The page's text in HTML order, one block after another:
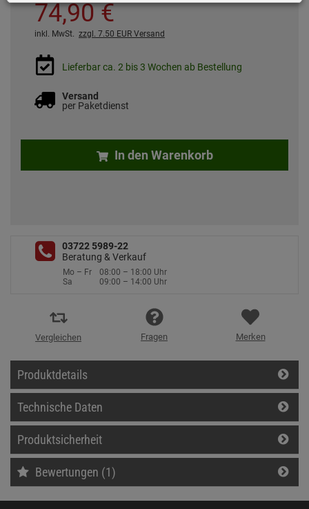
74,90 €
inkl. MwSt. zzgl. 7.50 EUR Versand
Lieferbar ca. 2 bis 3 Wochen ab Bestellung
Versand
per Paketdienst
In den Warenkorb
03722 5989-22
Beratung & Verkauf
Mo – Fr
08:00 – 18:00 Uhr
Sa
09:00 – 14:00 Uhr
Vergleichen Fragen Merken
Produktdetails
Technische Daten
Produktsicherheit
Bewertungen (1)